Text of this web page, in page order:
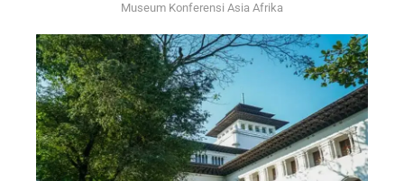
Museum Konferensi Asia Afrika